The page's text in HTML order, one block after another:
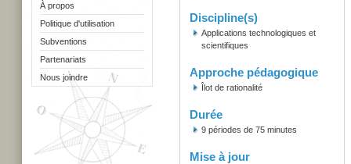
À propos
Politique d'utilisation
Subventions
Partenariats
Nous joindre
Discipline(s)
Applications technologiques et
scientifiques
Approche pédagogique
Îlot de rationalité
Durée
9 périodes de 75 minutes
Mise à jour